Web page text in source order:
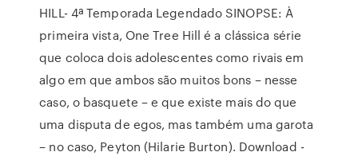
HILL- 4ª Temporada Legendado SINOPSE: À
primeira vista, One Tree Hill é a clássica série
que coloca dois adolescentes como rivais em
algo em que ambos são muitos bons – nesse
caso, o basquete – e que existe mais do que
uma disputa de egos, mas também uma garota
– no caso, Peyton (Hilarie Burton). Download -